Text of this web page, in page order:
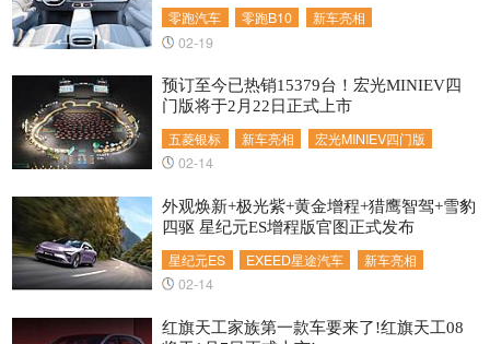
零跑汽车 零跑B10 新车亮相
02-19
五菱银标 新车亮相 宏光MINIEV四门版
预订至今已热销15379台！宏光MINIEV四
门版将于2月22日正式上市
02-14
星纪元ES EXEED星途汽车 新车亮相
外观焕新+极光紫+黄金增程+猎鹰智驾+雪豹
四驱 星纪元ES增程版官图正式发布
02-14
红旗天工家族第一款车要来了!红旗天工08